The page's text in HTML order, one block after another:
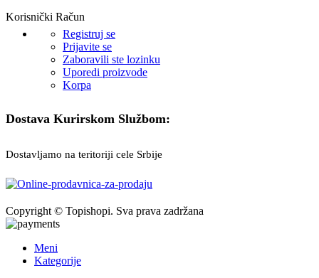
Korisnički Račun
Registruj se
Prijavite se
Zaboravili ste lozinku
Uporedi proizvode
Korpa
Dostava Kurirskom Službom:
Dostavljamo na teritoriji cele Srbije
Copyright © Topishopi. Sva prava zadržana
Meni
Kategorije